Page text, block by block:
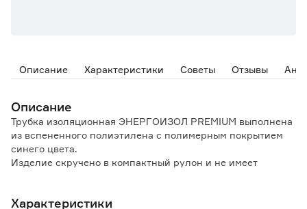
Описание Характеристики Советы Отзывы
Описание
Трубка изоляционная ЭНЕРГОИЗОЛ PREMIUM выполнена
из вспененного полиэтилена с полимерным покрытием
синего цвета.
Изделие скручено в компактный рулон и не имеет
образования конденсата, от тепловых потерь, коррозии,
Характеристики